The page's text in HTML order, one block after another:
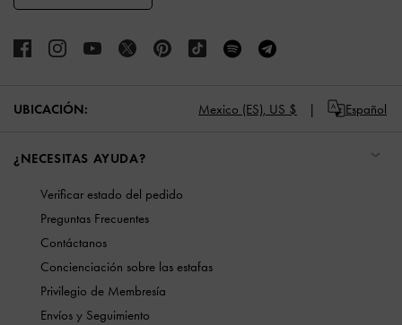
UBICACIÓN: Mexico (ES), US $ Español
¿NECESITAS AYUDA?
Verificar estado del pedido
Preguntas Frecuentes
Contáctanos
Concienciación sobre las estafas
Privilegio de Membresía
Envíos y Seguimiento